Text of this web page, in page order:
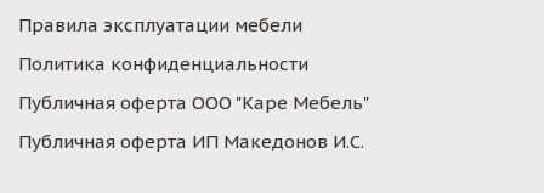
Правила эксплуатации мебели
Политика конфиденциальности
Публичная оферта ООО "Каре Мебель"
Публичная оферта ИП Македонов И.С.